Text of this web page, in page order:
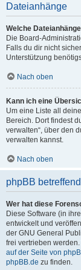
Dateianhänge
Welche
Die Board-
Falls du dir nicht
Unterstützung
Nach oben
Kann ich eine
Um eine Liste all
Bereich. Dort findest
verwalten“, über den
verwalten kannst.
Nach oben
phpBB
Wer hat diese
Diese Software (in
entwickelt und
der GNU General
frei vertrieben
auf der Seite von
phpBB.de zu finden.